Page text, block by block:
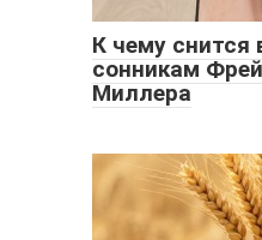
К чему снится
сонникам
Миллера